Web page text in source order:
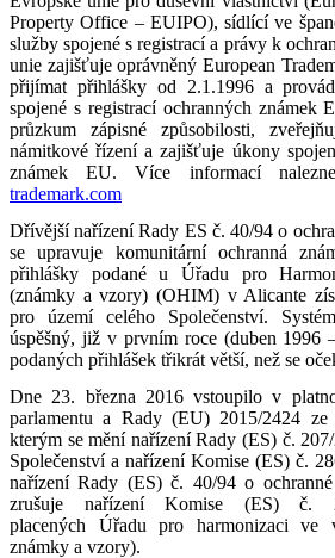
Property Office – EUIPO), sídlící ve
služby spojené s registrací a právy k
unie zajišťuje oprávněný European
přijímat přihlášky od 2.1.1996 a
spojené s registrací ochranných známek
průzkum zápisné způsobilosti,
námitkové řízení a zajišťuje úkony
známek EU. Více informací
trademark.com
Dřívější nařízení Rady ES č. 40/94 o
se upravuje komunitární ochranná
přihlášky podané u Úřadu pro
(známky a vzory) (OHIM) v Alicante
pro území celého Společenství.
úspěšný, již v prvním roce (duben 1996
podaných přihlášek třikrát větší, než se
Dne 23. března 2016 vstoupilo v
parlamentu a Rady (EU) 2015/2424
kterým se mění nařízení Rady (ES) č.
Společenství a nařízení Komise (ES) č.
nařízení Rady (ES) č. 40/94 o ochranné
zrušuje nařízení Komise (ES) č.
placených Úřadu pro harmonizaci ve
známky a vzory).